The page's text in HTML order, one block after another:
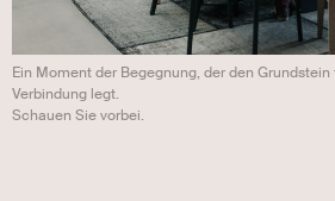
Ein Moment der Begegnung, der den
Verbindung legt.
Schauen Sie vorbei.